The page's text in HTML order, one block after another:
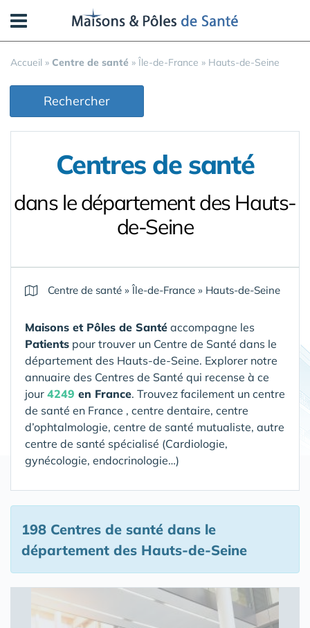
Accueil » Centre de santé » Île-de-France » Hauts-de-Seine
Rechercher
Centres de santé
dans le département des Hauts-
de-Seine
Centre de santé »Île-de-France » Hauts-de-Seine
Maisons et Pôles de Santé accompagne les
Patients pour trouver un Centre de Santé dans le
département des Hauts-de-Seine. Explorer notre
annuaire des Centres de Santé qui recense à ce
jour 4249 en France. Trouvez facilement un centre
de santé en France , centre dentaire, centre
d’ophtalmologie, centre de santé mutualiste, autre
centre de santé spécialisé (Cardiologie,
gynécologie, endocrinologie…)
198 Centres de santé dans le
département des Hauts-de-Seine
Panneau de gestion des cookies